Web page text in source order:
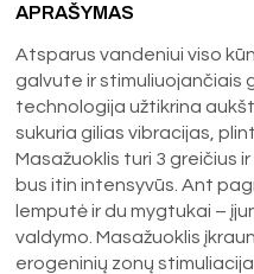
APRAŠYMAS
Atsparus vandeniui viso
galvute ir stimuliuojančiais
technologija užtikrina
sukuria gilias vibracijas,
Masažuoklis turi 3 greičius
bus itin intensyvūs. Ant
lemputė ir du mygtukai –
valdymo. Masažuoklis
erogeninių zonų